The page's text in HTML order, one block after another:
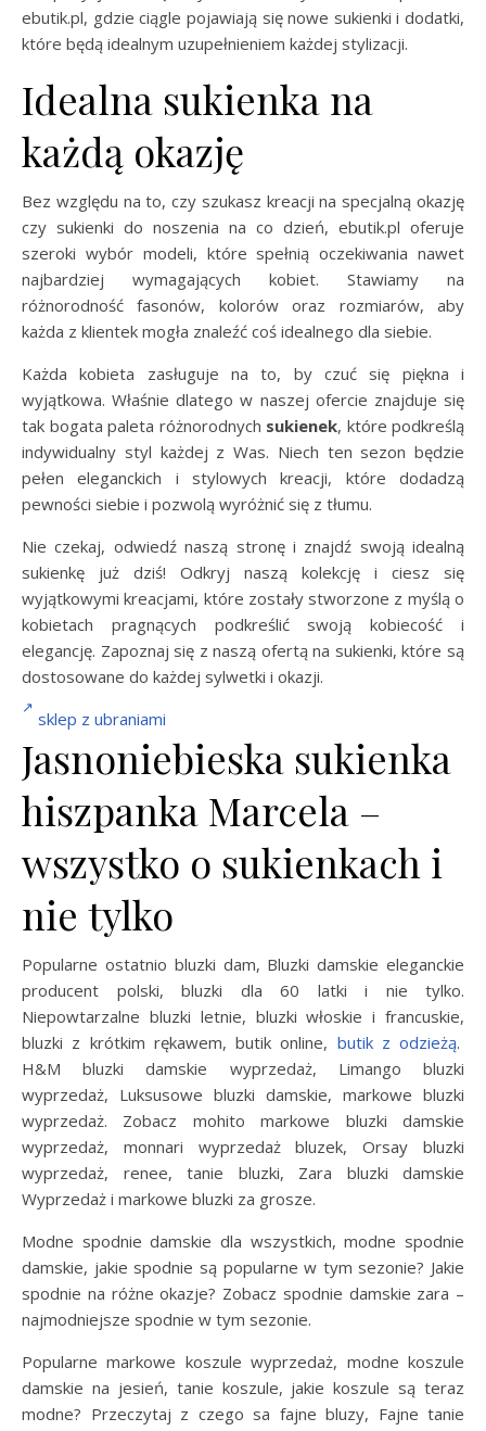
ebutik.pl, gdzie ciągle pojawiają się nowe sukienki i dodatki,
które będą idealnym uzupełnieniem każdej stylizacji.
Idealna sukienka na
każdą okazję
Bez względu na to, czy szukasz kreacji na specjalną okazję
czy sukienki do noszenia na co dzień, ebutik.pl oferuje
szeroki wybór modeli, które spełnią oczekiwania nawet
najbardziej wymagających kobiet. Stawiamy na
różnorodność fasonów, kolorów oraz rozmiarów, aby
każda z klientek mogła znaleźć coś idealnego dla siebie.
Każda kobieta zasługuje na to, by czuć się piękna i
wyjątkowa. Właśnie dlatego w naszej ofercie znajduje się
tak bogata paleta różnorodnych sukienek, które podkreślą
indywidualny styl każdej z Was. Niech ten sezon będzie
pełen eleganckich i stylowych kreacji, które dodadzą
pewności siebie i pozwolą wyróżnić się z tłumu.
Nie czekaj, odwiedź naszą stronę i znajdź swoją idealną
sukienkę już dziś! Odkryj naszą kolekcję i ciesz się
wyjątkowymi kreacjami, które zostały stworzone z myślą o
kobietach pragnących podkreślić swoją kobiecość i
elegancję. Zapoznaj się z naszą ofertą na sukienki, które są
dostosowane do każdej sylwetki i okazji.
sklep z ubraniami
Jasnoniebieska sukienka
hiszpanka Marcela –
wszystko o sukienkach i
nie tylko
Popularne ostatnio bluzki dam, Bluzki damskie eleganckie
producent polski, bluzki dla 60 latki i nie tylko.
Niepowtarzalne bluzki letnie, bluzki włoskie i francuskie,
bluzki z krótkim rękawem, butik online, butik z odzieżą.
H&M bluzki damskie wyprzedaż, Limango bluzki
wyprzedaż, Luksusowe bluzki damskie, markowe bluzki
wyprzedaż. Zobacz mohito markowe bluzki damskie
wyprzedaż, monnari wyprzedaż bluzek, Orsay bluzki
wyprzedaż, renee, tanie bluzki, Zara bluzki damskie
Wyprzedaż i markowe bluzki za grosze.
Modne spodnie damskie dla wszystkich, modne spodnie
damskie, jakie spodnie są popularne w tym sezonie? Jakie
spodnie na różne okazje? Zobacz spodnie damskie zara –
najmodniejsze spodnie w tym sezonie.
Popularne markowe koszule wyprzedaż, modne koszule
damskie na jesień, tanie koszule, jakie koszule są teraz
modne? Przeczytaj z czego sa fajne bluzy, Fajne tanie